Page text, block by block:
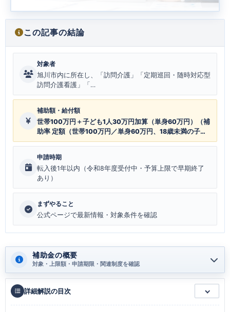
この記事の結論
対象者
旭川市内に所在し、「訪問介護」「定期巡回・随時対応型
訪問介護看護」「…
補助額・給付額
世帯100万円＋子ども1人30万円加算（単身60万円）（補
助率 定額（世帯100万円／単身60万円、18歳未満の子ど
も1人につき30万円加算。市町村の交付要綱により異なる
申請時期
転入後1年以内（令和8年度受付中・予算上限で早期終了
あり）
まずやること
公式ページで最新情報・対象条件を確認
補助金の概要
対象・上限額・申請期限・関連制度を確認
詳細解説の目次